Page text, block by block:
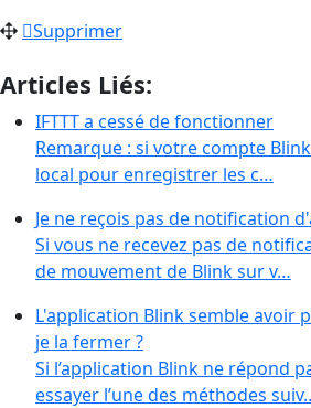
Supprimer
Articles Liés:
IFTTT a cessé de fonctionner
Remarque : si votre compte
local pour enregistrer les c…
Je ne reçois pas de notification
Si vous ne recevez pas de
de mouvement de Blink sur v…
L'application Blink semble avoir
je la fermer ?
Si l’application Blink ne répond
essayer l’une des méthodes